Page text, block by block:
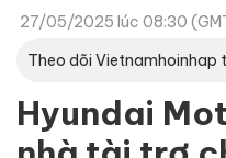
27/05/2025 lúc 08:30
Theo dõi Vietnamhoinhap
Hyundai